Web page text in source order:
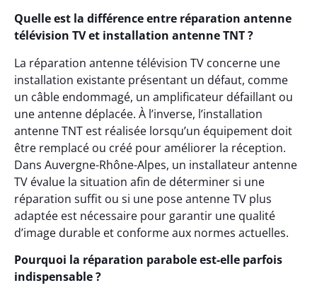
Quelle est la différence entre réparation antenne
télévision TV et installation antenne TNT ?
La réparation antenne télévision TV concerne une
installation existante présentant un défaut, comme
un câble endommagé, un amplificateur défaillant ou
une antenne déplacée. À l’inverse, l’installation
antenne TNT est réalisée lorsqu’un équipement doit
être remplacé ou créé pour améliorer la réception.
Dans Auvergne-Rhône-Alpes, un installateur antenne
TV évalue la situation afin de déterminer si une
réparation suffit ou si une pose antenne TV plus
adaptée est nécessaire pour garantir une qualité
d’image durable et conforme aux normes actuelles.
Pourquoi la réparation parabole est-elle parfois
indispensable ?